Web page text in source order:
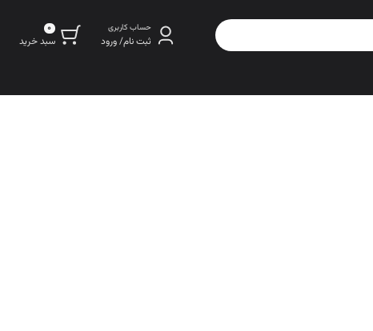
حساب کاربری
ثبت نام/ ورود
0
سبد خرید